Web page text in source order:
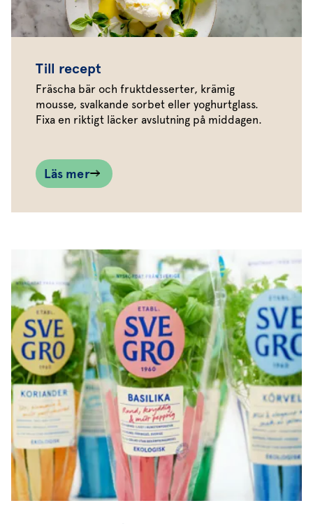
Till recept
Fräscha bär och fruktdesserter, krämig
mousse, svalkande sorbet eller yoghurtglass.
Fixa en riktigt läcker avslutning på middagen.
Läs mer